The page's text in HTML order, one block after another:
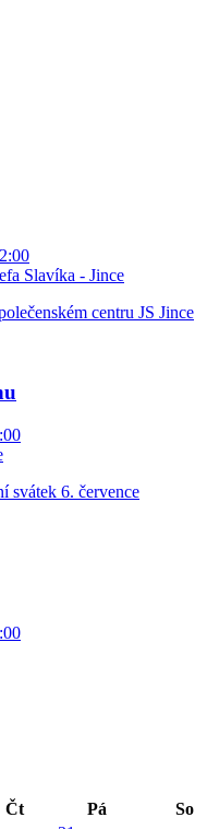
Slavíka - Jince
centru JS Jince
svátek 6. července
Čt Pá
So